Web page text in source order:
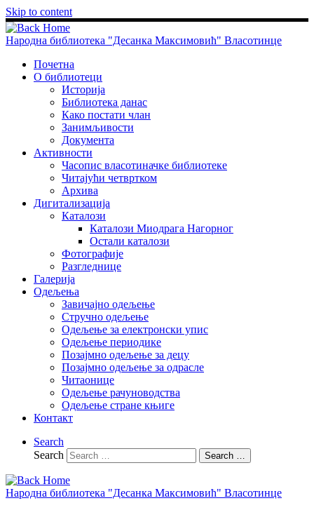
Skip to content
Народна библиотека "Десанка Максимовић" Власотинце
Почетна
О библиотеци
Историја
Библиотека данас
Како постати члан
Занимљивости
Документа
Активности
Часопис власотиначке библиотеке
Читајући четвртком
Архива
Дигитализација
Каталози
Каталози Миодрага Нагорног
Остали каталози
Фотографије
Разгледнице
Галерија
Одељења
Завичајно одељење
Стручно одељење
Одељење за електронски упис
Одељење периодике
Позајмно одељење за децу
Позајмно одељење за одрасле
Читаонице
Одељење рачуноводства
Одељење стране књиге
Контакт
Search
Search
Search …
Народна библиотека "Десанка Максимовић" Власотинце